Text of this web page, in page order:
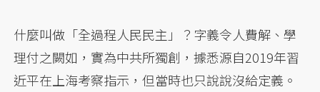
什麼叫做「全過程人民民主」？字義令人費解、學
理付之闕如，實為中共所獨創，據悉源自2019年習
近平在上海考察指示，但當時也只說說沒給定義。